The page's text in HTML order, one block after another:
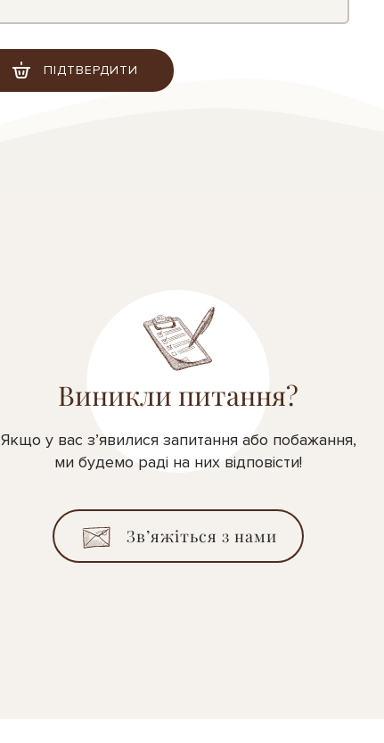
ПІДТВЕРДИТИ
Виникли питання?
Якщо у вас з’явилися запитання або побажання,
ми будемо раді на них відповісти!
Зв’яжіться з нами